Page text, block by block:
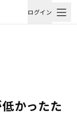
ログイン
かったた